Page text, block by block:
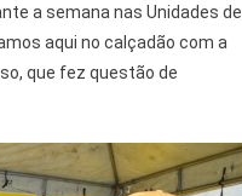
a semana nas Unidades de
aqui no calçadão com a
que fez questão de